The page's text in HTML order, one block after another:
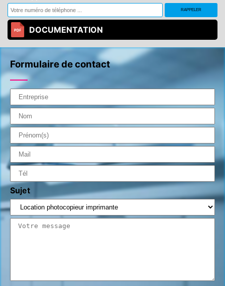
DOCUMENTATION
Formulaire de contact
Sujet